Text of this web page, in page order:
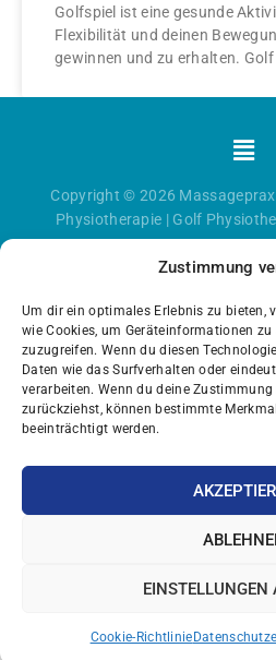
Zustimmung
Um dir ein optimales Erlebnis zu bieten,
wie Cookies, um Geräteinformationen
zuzugreifen. Wenn du diesen
Daten wie das Surfverhalten oder
verarbeiten. Wenn du deine
zurückziehst, können bestimmte
beeinträchtigt werden.
EINSTELLUNGEN
Cookie-Richtlinie
Golfspiel ist eine gesunde
Flexibilität und deinen
gewinnen und zu erhalten.
Menü
Copyright © 2026
Physiotherapie | Golf